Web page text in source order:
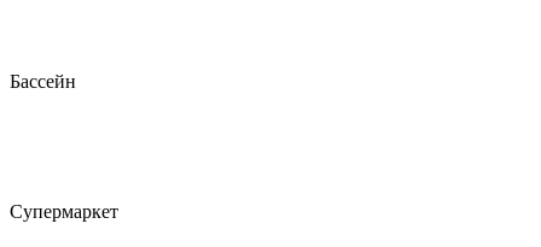
Бассейн
Супермаркет